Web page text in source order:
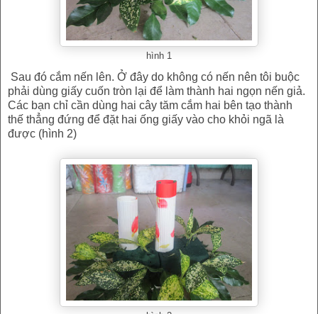
hình 1
Sau đó cắm nến lên. Ở đây do không có nến nên tôi buộc
phải dùng giấy cuốn tròn lại để làm thành hai ngọn nến giả.
Các bạn chỉ cần dùng hai cây tăm cắm hai bên tạo thành
thế thẳng đứng để đặt hai ống giấy vào cho khỏi ngã là
được (hình 2)